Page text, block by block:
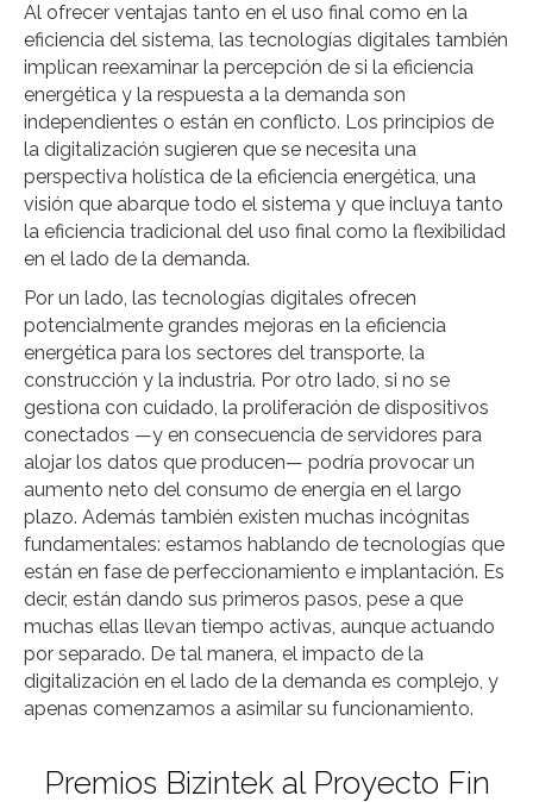
Al ofrecer ventajas tanto en el uso final como en la
eficiencia del sistema, las tecnologías digitales también
implican reexaminar la percepción de si la eficiencia
energética y la respuesta a la demanda son
independientes o están en conflicto. Los principios de
la digitalización sugieren que se necesita una
perspectiva holística de la eficiencia energética, una
visión que abarque todo el sistema y que incluya tanto
la eficiencia tradicional del uso final como la flexibilidad
en el lado de la demanda.
Por un lado, las tecnologías digitales ofrecen
potencialmente grandes mejoras en la eficiencia
energética para los sectores del transporte, la
construcción y la industria. Por otro lado, si no se
gestiona con cuidado, la proliferación de dispositivos
conectados —y en consecuencia de servidores para
alojar los datos que producen— podría provocar un
aumento neto del consumo de energía en el largo
plazo. Además también existen muchas incógnitas
fundamentales: estamos hablando de tecnologías que
están en fase de perfeccionamiento e implantación. Es
decir, están dando sus primeros pasos, pese a que
muchas ellas llevan tiempo activas, aunque actuando
por separado. De tal manera, el impacto de la
digitalización en el lado de la demanda es complejo, y
apenas comenzamos a asimilar su funcionamiento.
Premios Bizintek al Proyecto Fin